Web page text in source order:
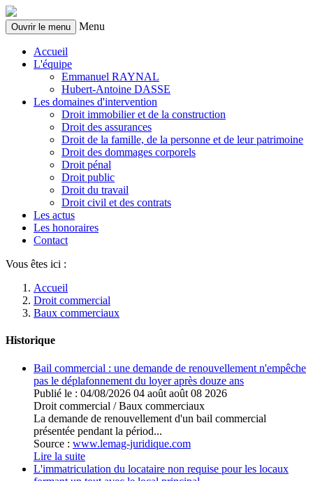
Ouvrir le menu Menu
Accueil
L'équipe
Emmanuel RAYNAL
Hubert-Antoine DASSE
Les domaines d'intervention
Droit immobilier et de la construction
Droit des assurances
Droit de la famille, de la personne et de leur patrimoine
Droit des dommages corporels
Droit pénal
Droit public
Droit du travail
Droit civil et des contrats
Les actus
Les honoraires
Contact
Vous êtes ici :
Accueil
Droit commercial
Baux commerciaux
Historique
Bail commercial : une demande de renouvellement n'empêche
pas le déplafonnement du loyer après douze ans
Publié le : 04/08/2026 04 août août 08 2026
Droit commercial /Baux commerciaux
La demande de renouvellement d'un bail commercial
présentée pendant la périod...
Source : www.lemag-juridique.com
Lire la suite
L'immatriculation du locataire non requise pour les locaux